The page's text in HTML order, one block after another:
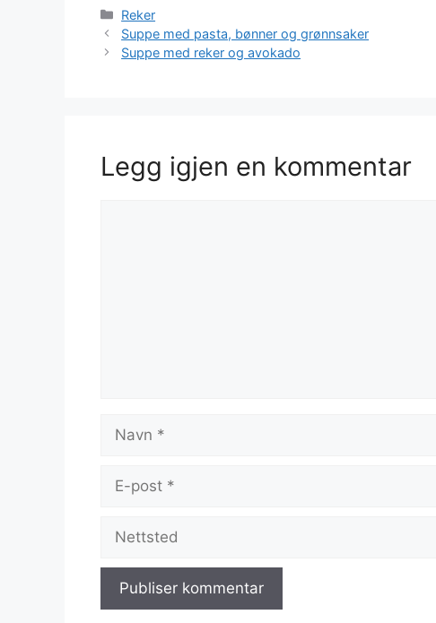
Kategorier
Reker
Suppe med pasta, bønner og grønnsaker
Suppe med reker og avokado
Legg igjen en kommentar
post